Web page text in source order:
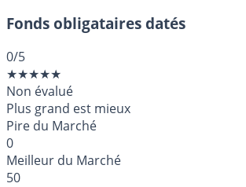
Fonds obligataires datés
0/5
★★★★★
Non évalué
Plus grand est mieux
Pire du Marché
0
Meilleur du Marché
50